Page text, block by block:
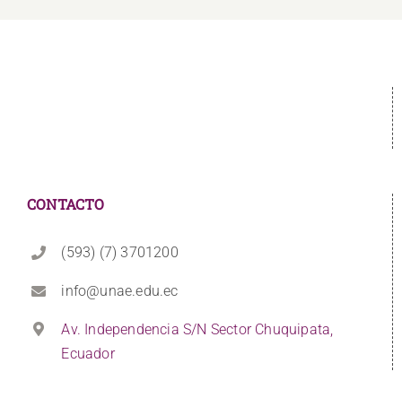
CONTACTO
(593) (7) 3701200
info@unae.edu.ec
Av. Independencia S/N Sector Chuquipata,
Ecuador